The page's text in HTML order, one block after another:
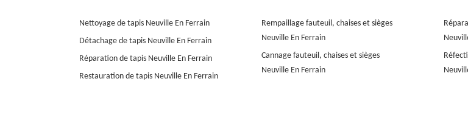
Nettoyage de tapis Neuville En Ferrain
Détachage de tapis Neuville En Ferrain
Réparation de tapis Neuville En Ferrain
Restauration de tapis Neuville En Ferrain
Rempaillage fauteuil, chaises et sièges
Neuville En Ferrain
Cannage fauteuil, chaises et sièges
Neuville En Ferrain